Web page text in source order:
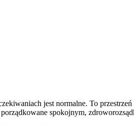
jest normalne. To
spokojnym,